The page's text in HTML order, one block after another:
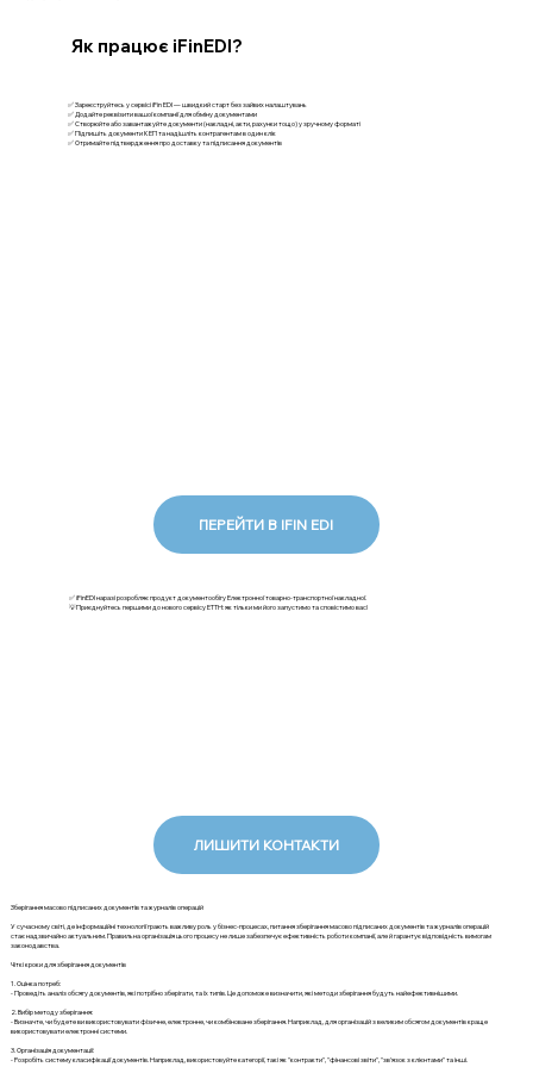
✅ Зареєструйтесь у сервісі iFin EDI — швидкий старт без зайвих налаштувань
✅ Додайте реквізити вашої компанії для обміну документами
✅ Створюйте або завантажуйте документи (накладні, акти, рахунки тощо) у зручному форматі
✅ Підпишіть документи КЕП та надішліть контрагентам в один клік
✅ Отримайте підтвердження про доставку та підписання документів
ПЕРЕЙТИ В IFIN EDI
Як працює iFinEDI?
✅ iFinEDI наразі розробляє продукт документообігу Електронної товарно-транспортної накладної.
💡Приєднуйтесь першими до нового сервісу ЕТТН: як тільки ми його запустимо та сповістимо вас!
ЛИШИТИ КОНТАКТИ
Зберігання масово підписаних документів та журналів операцій
У сучасному світі, де інформаційні технології грають важливу роль у бізнес-процесах, питання зберігання масово підписаних документів та журналів операцій
стає надзвичайно актуальним. Правильна організація цього процесу не лише забезпечує ефективність роботи компанії, але й гарантує відповідність вимогам
законодавства.
Чіткі кроки для зберігання документів
1. Оцінка потреб:
- Проведіть аналіз обсягу документів, які потрібно зберігати, та їх типів. Це допоможе визначити, які методи зберігання будуть найефективнішими.
2. Вибір методу зберігання:
- Визначте, чи будете ви використовувати фізичне, електронне, чи комбіноване зберігання. Наприклад, для організацій з великим обсягом документів краще
використовувати електронні системи.
3. Організація документації:
- Розробіть систему класифікації документів. Наприклад, використовуйте категорії, такі як "контракти", "фінансові звіти", "зв'язок з клієнтами" та інші.